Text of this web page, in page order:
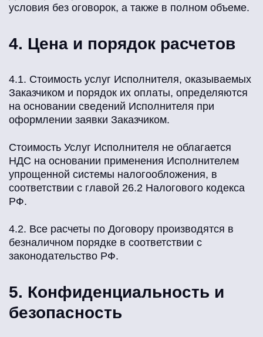
условия без оговорок, а также в полном объеме.
4. Цена и порядок расчетов
4.1. Стоимость услуг Исполнителя, оказываемых
Заказчиком и порядок их оплаты, определяются
на основании сведений Исполнителя при
оформлении заявки Заказчиком.
Стоимость Услуг Исполнителя не облагается
НДС на основании применения Исполнителем
упрощенной системы налогообложения, в
соответствии с главой 26.2 Налогового кодекса
РФ.
4.2. Все расчеты по Договору производятся в
безналичном порядке в соответствии с
законодательство РФ.
5. Конфиденциальность и
безопасность